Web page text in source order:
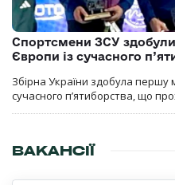
Спортсмени ЗСУ здобули
Європи із сучасного
Збірна України здобула першу
сучасного п’ятиборства, що
ВАКАНСІЇ